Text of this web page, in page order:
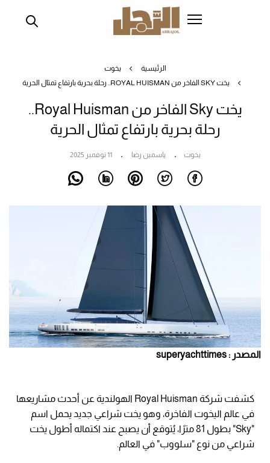
الرئيسية
يخوت
يخت SKY الفاخر من ROYAL HUISMAN.. رحلة بحرية بارتفاع تمثال الحرية
يخت Sky الفاخر من Royal Huisman..
رحلة بحرية بارتفاع تمثال الحرية
يخوت ياسمين رضا 11 نوفمبر 2025
المصدر : superyachttimes
كشفت شركة Royal Huisman الهولندية عن أحدث مشاريعها
في عالم اليخوت الفاخرة، وهو يخت شراعي جديد يحمل اسم
"Sky" بطول 81 مترًا، يُتوقع أن يصبح عند اكتماله أطول يخت
شراعي من نوع "سلووب" في العالم.